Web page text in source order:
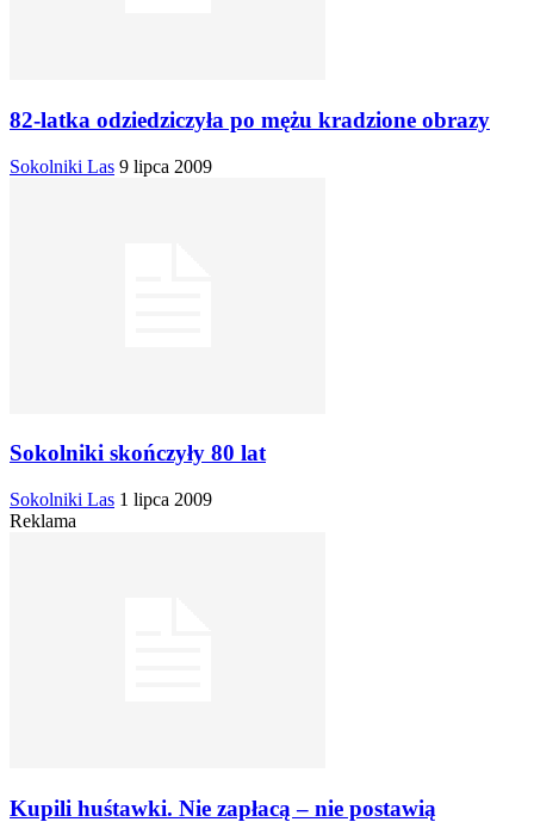
82-latka odziedziczyła po mężu kradzione obrazy
Sokolniki Las 9 lipca 2009
Sokolniki skończyły 80 lat
Sokolniki Las 1 lipca 2009
Reklama
Kupili huśtawki. Nie zapłacą – nie postawią